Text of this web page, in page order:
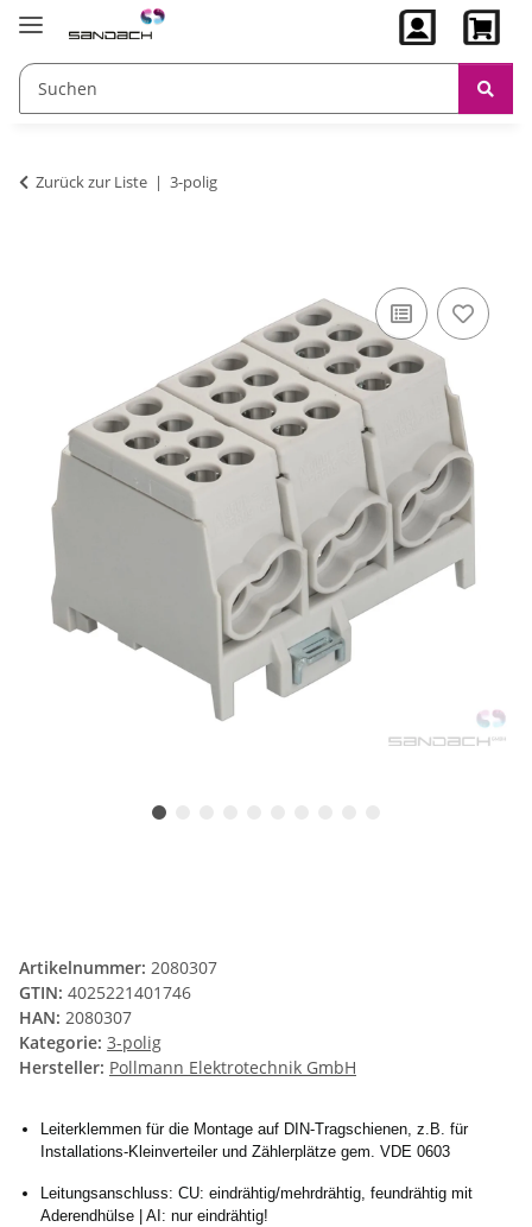
Zurück zur Liste 3-polig
Artikelnummer: 2080307
GTIN: 4025221401746
HAN: 2080307
Kategorie: 3-polig
Hersteller: Pollmann Elektrotechnik GmbH
Leiterklemmen für die Montage auf DIN-Tragschienen, z.B. für
Installations-Kleinverteiler und Zählerplätze gem. VDE 0603
Leitungsanschluss: CU: eindrähtig/mehrdrähtig, feundrähtig mit
Aderendhülse | AI: nur eindrähtig!